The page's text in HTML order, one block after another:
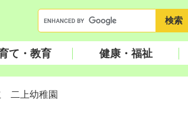
ー
ワ
ー
索
て・教育 健康・福祉
二上幼稚園